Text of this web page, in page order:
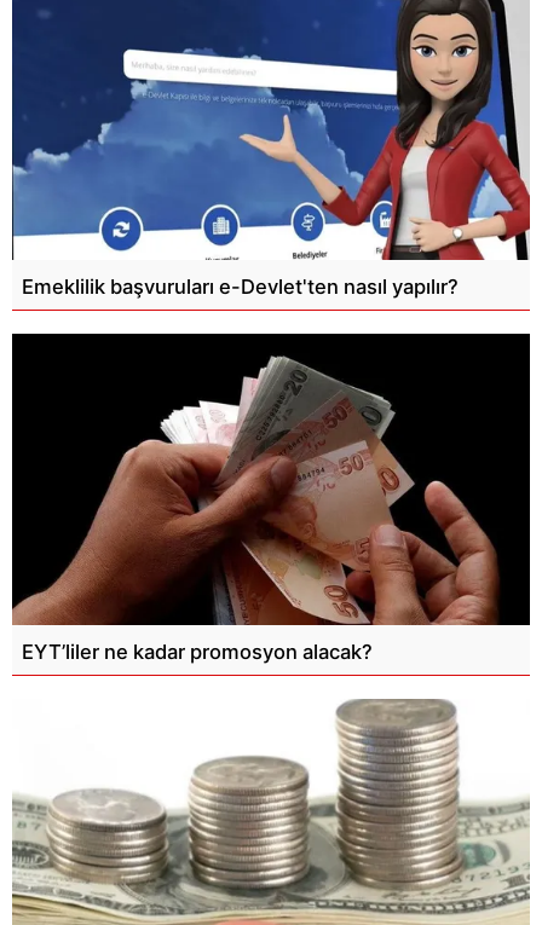
Emeklilik başvuruları e-Devlet'ten nasıl yapılır?
EYT’liler ne kadar promosyon alacak?